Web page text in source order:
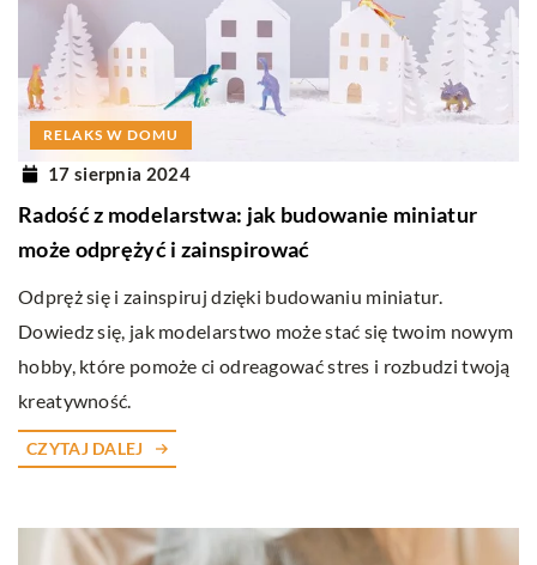
RELAKS W DOMU
17 sierpnia 2024
Radość z modelarstwa: jak budowanie miniatur
może odprężyć i zainspirować
Odpręż się i zainspiruj dzięki budowaniu miniatur.
Dowiedz się, jak modelarstwo może stać się twoim nowym
hobby, które pomoże ci odreagować stres i rozbudzi twoją
kreatywność.
CZYTAJ DALEJ